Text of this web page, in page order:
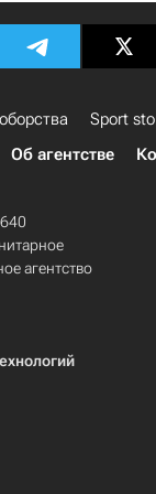
Sport
Об агентстве
агентство